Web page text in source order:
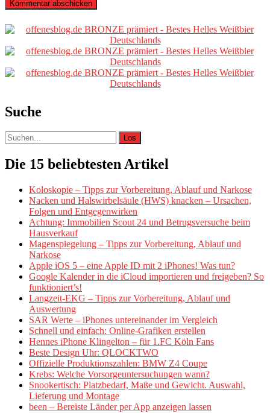
Primäre
Sidebar
Suche
Suche
nach:
Die 15 beliebtesten Artikel
Koloskopie – Tipps zur Vorbereitung, Ablauf und Narkose
Nacken und Halswirbelsäule (HWS) knacken – Ursachen,
Folgen und Entgegenwirken
Achtung: Immobilien Scout 24 und Betrugsversuche beim
Hausverkauf
Magenspiegelung – Tipps zur Vorbereitung, Ablauf und
Narkose
Apple iOS 5 – eine Apple ID mit 2 iPhones! Was tun?
Google Kalender in die iCloud importieren und freigeben? So
funktioniert’s!
Langzeit-EKG – Tipps zur Vorbereitung, Ablauf und
Auswertung
SAR Werte – iPhones untereinander im Vergleich
Schnell und einfach: Online-Grafiken erstellen
Hennes iPhone Klingelton – für 1.FC Köln Fans
Beste Design Uhr: QLOCKTWO
Offizielle Produktionszahlen: BMW Z4 Coupe
Krebs: Welche Vorsorgeuntersuchungen wann?
Snookertisch: Platzbedarf, Maße und Gewicht. Auswahl,
Lieferung und Montage
been – Bereiste Länder per App anzeigen lassen